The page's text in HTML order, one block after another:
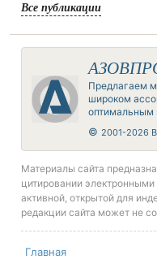
Все публикации
Предлагаем
широком
оптимальным
© 2001-2026
Материалы сайта
цитировании
активной, открытой для
редакции сайта может не
Главная